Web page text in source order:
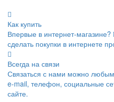
Как купить
Впервые в интернет-
сделать покупки в интернете
Всегда на связи
Связаться с нами можно
e-mail, телефон, социальные
сайте.